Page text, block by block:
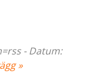
- Datum:
»